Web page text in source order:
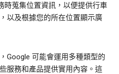
時蒐集位置資訊，以便提供行車
以及根據您的所在位置顯示廣
Google 可能會運用多種類型的
服務和產品提供實用內容。這